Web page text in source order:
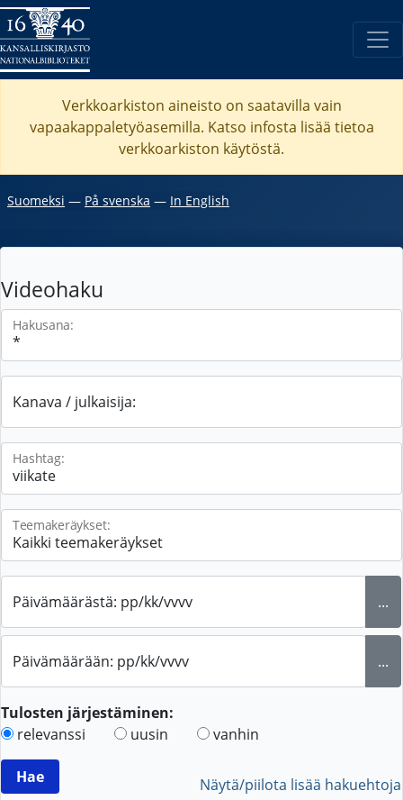
Verkkoarkiston aineisto on saatavilla vain
vapaakappaletyöasemilla. Katso infosta lisää tietoa
verkkoarkiston käytöstä.
Suomeksi ― På svenska ― In English
Videohaku
Hakusana:
Kanava / julkaisija:
Hashtag:
Teemakeräykset:
Päivämäärästä: pp/kk/vvvv ...
Päivämäärään: pp/kk/vvvv ...
Tulosten järjestäminen:
relevanssi
uusin vanhin
Näytä/piilota lisää hakuehtoja